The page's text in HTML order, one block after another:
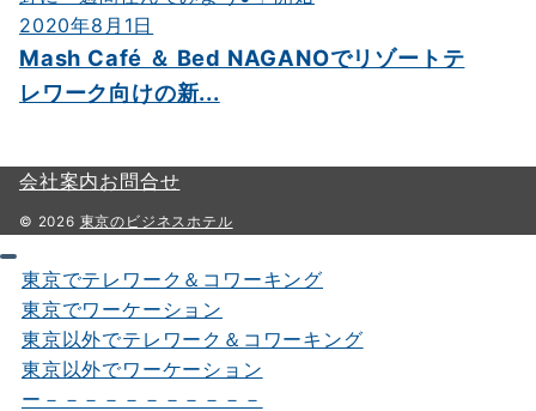
2020年8月1日
Mash Café ＆ Bed NAGANOでリゾートテ
レワーク向けの新...
会社案内お問合せ
© 2026 東京のビジネスホテル
東京でテレワーク＆コワーキング
東京でワーケーション
東京以外でテレワーク＆コワーキング
東京以外でワーケーション
ー－－－－－－－－－－－